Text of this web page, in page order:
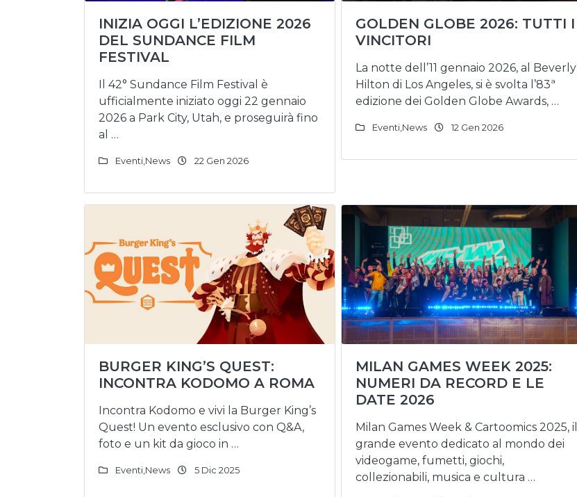
INIZIA OGGI L’EDIZIONE 2026
DEL SUNDANCE FILM
FESTIVAL
Il 42° Sundance Film Festival è
ufficialmente iniziato oggi 22 gennaio
2026 a Park City, Utah, e proseguirà fino
al …
Eventi News 22 Gen 2026
GOLDEN GLOBE 2026: TUTTI I
VINCITORI
La notte dell’11 gennaio 2026, al Beverly
Hilton di Los Angeles, si è svolta l’83ª
edizione dei Golden Globe Awards, …
Eventi News 12 Gen 2026
BURGER KING’S QUEST:
INCONTRA KODOMO A ROMA
Incontra Kodomo e vivi la Burger King’s
Quest! Un evento esclusivo con Q&A,
foto e un kit da gioco in …
Eventi News 5 Dic 2025
MILAN GAMES WEEK 2025:
NUMERI DA RECORD E LE
DATE 2026
Milan Games Week & Cartoomics 2025, il
grande evento dedicato al mondo dei
videogame, fumetti, giochi,
collezionabili, musica e cultura …